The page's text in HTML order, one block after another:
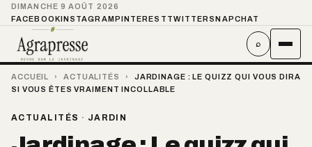
DIMANCHE 9 AOÛT 2026
FACEBOOKINSTAGRAMPINTEREST TWITTER SNAPCHAT
⌕
ACCUEIL › ACTUALITÉS ›
JARDINAGE : LE QUIZZ QUI VOUS DIRA
SI VOUS ÊTES VRAIMENT INCOLLABLE
ACTUALITÉS · JARDIN